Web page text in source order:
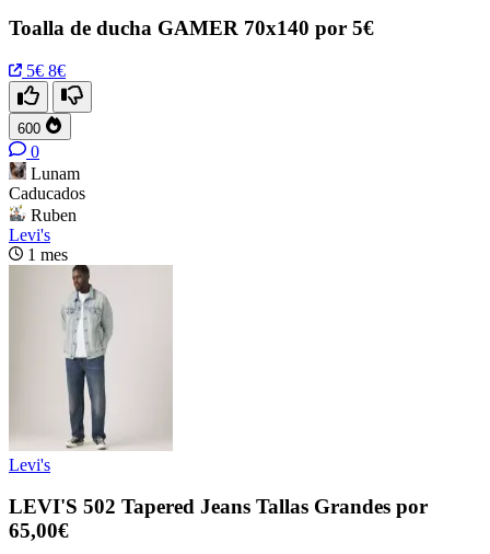
Toalla de ducha GAMER 70x140 por 5€
5€ 8€
600
0
Lunam
Caducados
Ruben
Levi's
1 mes
Levi's
LEVI'S 502 Tapered Jeans Tallas Grandes por
65,00€